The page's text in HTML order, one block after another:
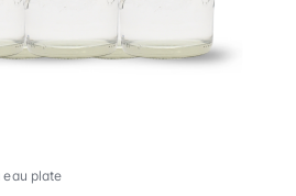
eau plate